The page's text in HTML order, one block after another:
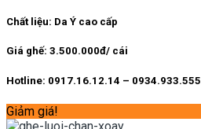
Chất liệu: Da Ý cao cấp
Giá ghế: 3.500.000đ/ cái
Hotline: 0917.16.12.14 – 0934.933.555
Giảm giá!